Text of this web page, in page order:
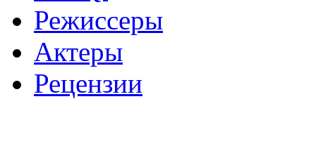
Режиссеры
Актеры
Рецензии